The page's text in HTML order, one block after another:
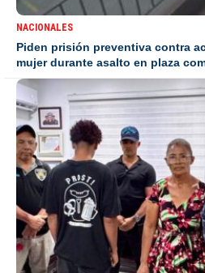
NACIONALES
Piden prisión preventiva contra
mujer durante asalto en plaza